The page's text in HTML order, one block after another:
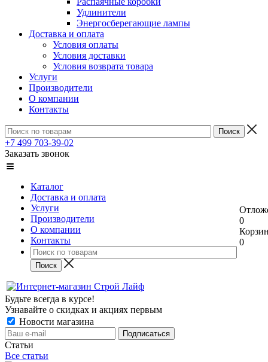
Удлинители
Энергосберегающие лампы
Доставка и оплата
Условия оплаты
Условия доставки
Условия возврата товара
Услуги
Производители
О компании
Контакты
+7 499 703-39-02
Заказать звонок
Каталог
Доставка и оплата
Услуги
Производители
О компании
Контакты
0
0
Будьте всегда в курсе!
Узнавайте о скидках и акциях первым
Новости магазина
Статьи
Все статьи